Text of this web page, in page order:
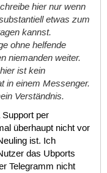
hier nur wenn
etwas zum
kannst.
ohne helfende
niemanden weiter.
ist kein
in einem Messenger.
Verständnis.
per
überhaupt nicht vor
ist. Ich
das Ubports
Telegramm nicht